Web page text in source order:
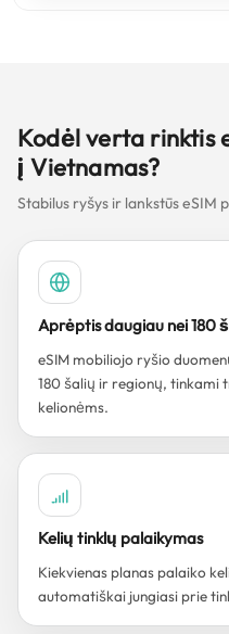
Kodėl verta rinktis
į Vietnamas?
Stabilus ryšys ir lankstūs eSIM
Aprėptis daugiau nei 180
eSIM mobiliojo ryšio
180 šalių ir regionų,
kelionėms.
Kelių tinklų palaikymas
Kiekvienas planas palaiko
automatiškai jungiasi prie